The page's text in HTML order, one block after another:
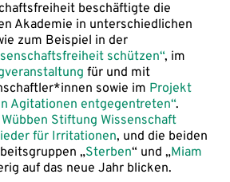
beschäftigte die
Akademie in unterschiedlichen
zum Beispiel in der
schützen“, im
für und mit
sowie im Projekt
Agitationen entgegentreten“.
Wübben Stiftung Wissenschaft
für Irritationen, und die beiden
„Sterben“ und „Miam
auf das neue Jahr blicken.